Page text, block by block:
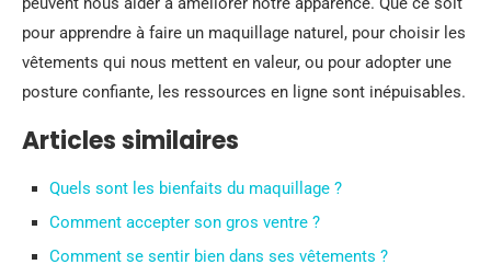
pour apprendre à faire un maquillage naturel, pour choisir les
vêtements qui nous mettent en valeur, ou pour adopter une
posture confiante, les ressources en ligne sont inépuisables.
Articles similaires
Quels sont les bienfaits du maquillage ?
Comment accepter son gros ventre ?
Comment se sentir bien dans ses vêtements ?